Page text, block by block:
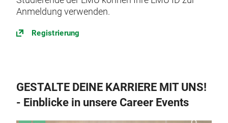
Anmeldung verwenden.
Registrierung
GESTALTE DEINE KARRIERE MIT UNS!
- Einblicke in unsere Career Events